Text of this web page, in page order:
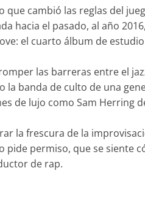
cambió las reglas del
hacia el pasado, al año
el cuarto álbum de
las barreras entre el
banda de culto de una
de lujo como Sam Herring
la frescura de la
pide permiso, que se siente
de rap.